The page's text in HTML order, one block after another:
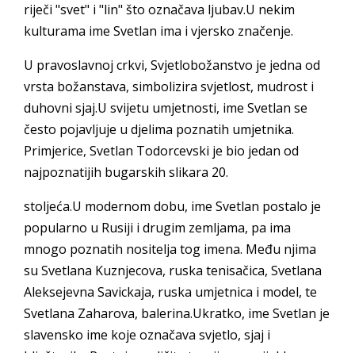
riječi "svet" i "lin" što označava ljubav.U nekim
kulturama ime Svetlan ima i vjersko značenje.
U pravoslavnoj crkvi, Svjetlobožanstvo je jedna od
vrsta božanstava, simbolizira svjetlost, mudrost i
duhovni sjaj.U svijetu umjetnosti, ime Svetlan se
često pojavljuje u djelima poznatih umjetnika.
Primjerice, Svetlan Todorcevski je bio jedan od
najpoznatijih bugarskih slikara 20.
stoljeća.U modernom dobu, ime Svetlan postalo je
popularno u Rusiji i drugim zemljama, pa ima
mnogo poznatih nositelja tog imena. Među njima
su Svetlana Kuznjecova, ruska tenisačica, Svetlana
Aleksejevna Savickaja, ruska umjetnica i model, te
Svetlana Zaharova, balerina.Ukratko, ime Svetlan je
slavensko ime koje označava svjetlo, sjaj i